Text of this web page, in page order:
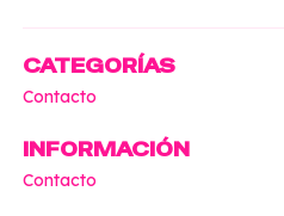
CATEGORÍAS
Contacto
INFORMACIÓN
Contacto